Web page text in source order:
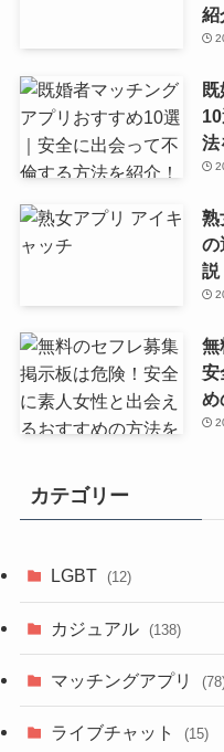
紹
法
熟
の
説
無
安
め
カテゴリー
LGBT (12)
カジュアル (138)
マッチングアプリ
ライブチャット (15)